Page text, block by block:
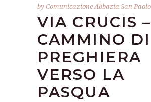
byComunicazione Abbazia San Paolo
VIA CRUCIS
CAMMINO DI
PREGHIERA
VERSO LA
PASQUA